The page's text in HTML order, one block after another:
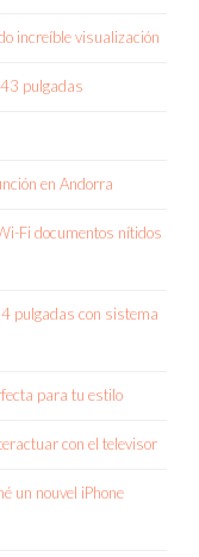
increíble visualización
pulgadas
en Andorra
Fi documentos nítidos
pulgadas con sistema
para tu estilo
con el televisor
un nouvel iPhone